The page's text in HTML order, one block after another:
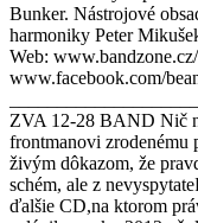
Bunker. Nástrojové
harmoniky Peter
Web:
www.facebook.com/
ZVA 12-28 BAND Nič
frontmanovi zrodenému
živým dôkazom, že
schém, ale z
ďalšie CD,na ktorom